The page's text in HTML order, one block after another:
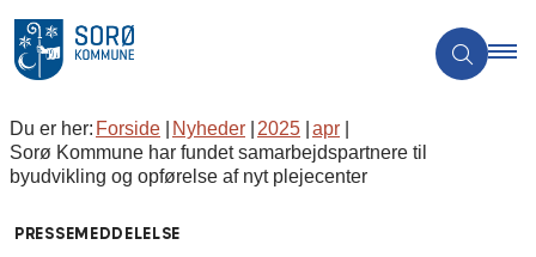
Du er her: Forside Nyheder 2025 apr
Sorø Kommune har fundet samarbejdspartnere til
byudvikling og opførelse af nyt plejecenter
PRESSEMEDDELELSE